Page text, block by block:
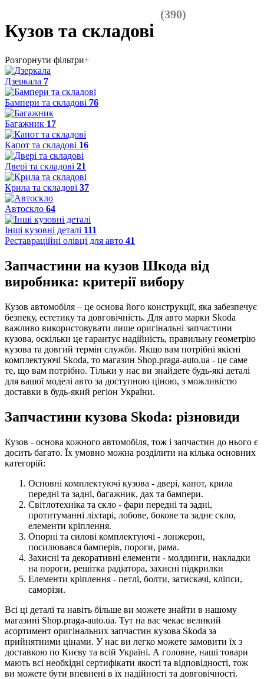
Кузов та складові
(390)
Розгорнути фільтри+
Дзеркала 7
Бампери та складові 76
Багажник 17
Капот та складові 16
Двері та складові 21
Крила та складові 37
Автоскло 64
Інші кузовні деталі 111
Реставраційні олівці для авто 41
Запчастини на кузов Шкода від
виробника: критерії вибору
Кузов автомобіля – це основа його конструкції, яка забезпечує
безпеку, естетику та довговічність. Для авто марки Skoda
важливо використовувати лише оригінальні запчастини
кузова, оскільки це гарантує надійність, правильну геометрію
кузова та довгий термін служби. Якщо вам потрібні якісні
комплектуючі Skoda, то магазин Shop.praga-auto.ua - це саме
те, що вам потрібно. Тільки у нас ви знайдете будь-які деталі
для вашої моделі авто за доступною ціною, з можливістю
доставки в будь-який регіон України.
Запчастини кузова Skoda: різновиди
Кузов - основа кожного автомобіля, тож і запчастин до нього є
досить багато. Їх умовно можна розділити на кілька основних
категорій:
Основні комплектуючі кузова - двері, капот, крила
передні та задні, багажник, дах та бампери.
Світлотехніка та скло - фари передні та задні,
протитуманні ліхтарі, лобове, бокове та заднє скло,
елементи кріплення.
Опорні та силові комплектуючі - лонжерон,
посилювався бамперів, пороги, рама.
Захисні та декоративні елементи - молдинги, накладки
на пороги, решітка радіатора, захисні підкрилки
Елементи кріплення - петлі, болти, затискачі, кліпси,
саморізи.
Всі ці деталі та навіть більше ви можете знайти в нашому
магазині Shop.praga-auto.ua. Тут на вас чекає великий
асортимент оригінальних запчастин кузова Skoda за
прийнятними цінами. У нас ви легко можете замовити їх з
доставкою по Києву та всій Україні. А головне, наші товари
мають всі необхідні сертифікати якості та відповідності, тож
ви можете бути впевнені в їх надійності та довговічності.